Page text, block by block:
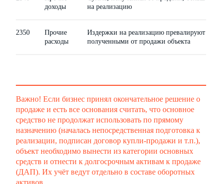
доходы
на реализацию
2350
Прочие
расходы
Издержки на реализацию превалируют над
полученными от продажи объекта
Важно! Если бизнес принял окончательное решение о
продаже и есть все основания считать, что основное
средство не продолжат использовать по прямому
назначению (началась непосредственная подготовка к
реализации, подписан договор купли-продажи и т.п.),
объект необходимо вынести из категории основных
средств и отнести к долгосрочным активам к продаже
(ДАП). Их учёт ведут отдельно в составе оборотных
активов.